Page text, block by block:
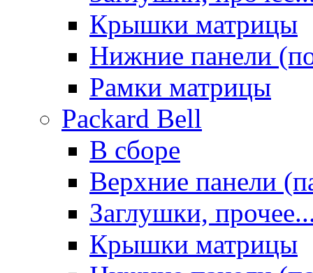
Крышки матрицы
Нижние панели
Рамки матрицы
Packard Bell
В сборе
Верхние панели
Заглушки,
Крышки матрицы